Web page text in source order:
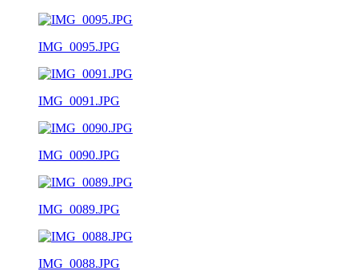
IMG_0095.JPG
IMG_0091.JPG
IMG_0090.JPG
IMG_0089.JPG
IMG_0088.JPG